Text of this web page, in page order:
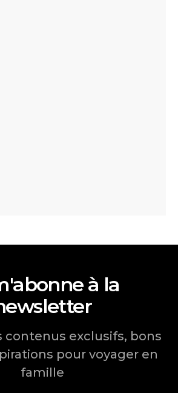
à la
contenus exclusifs, bons
pour voyager en
famille